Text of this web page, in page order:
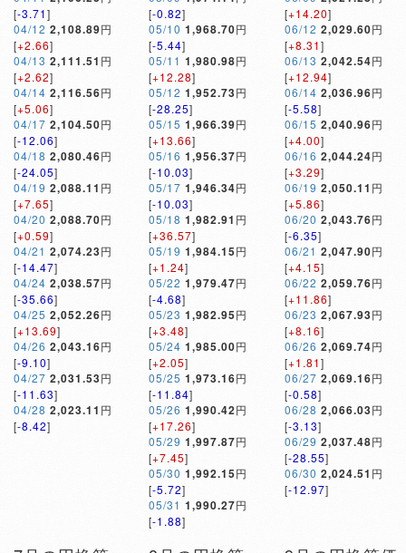
[-3.71]
04/12 2,108.89円
[+2.66]
04/13 2,111.51 円
[+2.62]
04/14 2,116.56円
[+5.06]
04/17 2,104.50円
[-12.06]
04/18 2,080.46円
[-24.05]
04/19 2,088.11 円
[+7.65]
04/20 2,088.70円
[+0.59]
04/21 2,074.23円
[-14.47]
04/24 2,038.57円
[-35.66]
04/25 2,052.26円
[+13.69]
04/26 2,043.16円
[-9.10]
04/27 2,031.53円
[-11.63]
04/28 2,023.11 円
[-8.42]
[-0.82]
05/10 1,968.70円
[-5.44]
05/11 1,980.98円
[+12.28]
05/12 1,952.73円
[-28.25]
05/15 1,966.39円
[+13.66]
05/16 1,956.37円
[-10.03]
05/17 1,946.34円
[-10.03]
05/18 1,982.91 円
[+36.57]
05/19 1,984.15円
[+1.24]
05/22 1,979.47円
[-4.68]
05/23 1,982.95円
[+3.48]
05/24 1,985.00円
[+2.05]
05/25 1,973.16円
[-11.84]
05/26 1,990.42円
[+17.26]
05/29 1,997.87円
[+7.45]
05/30 1,992.15円
[-5.72]
05/31 1,990.27円
[-1.88]
[+14.20]
06/12 2,029.60円
[+8.31]
06/13 2,042.54円
[+12.94]
06/14 2,036.96円
[-5.58]
06/15 2,040.96円
[+4.00]
06/16 2,044.24円
[+3.29]
06/19 2,050.11 円
[+5.86]
06/20 2,043.76円
[-6.35]
06/21 2,047.90円
[+4.15]
06/22 2,059.76円
[+11.86]
06/23 2,067.93円
[+8.16]
06/26 2,069.74円
[+1.81]
06/27 2,069.16円
[-0.58]
06/28 2,066.03円
[-3.13]
06/29 2,037.48円
[-28.55]
06/30 2,024.51 円
[-12.97]